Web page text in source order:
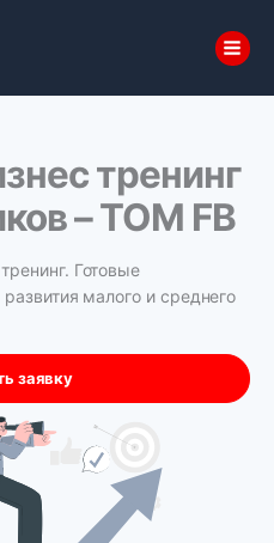
тренинг
– TOM FB
Готовые
малого и среднего
заявку